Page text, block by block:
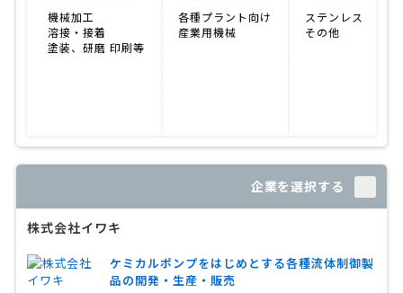
機械加工
溶接・接着
塗装、研磨 印刷等
各種プラント向け
産業用機械
ステンレス
その他
企業を選択する
株式会社イワキ
ケミカルポンプをはじめとする各種流体制御製
品の開発・生産・販売